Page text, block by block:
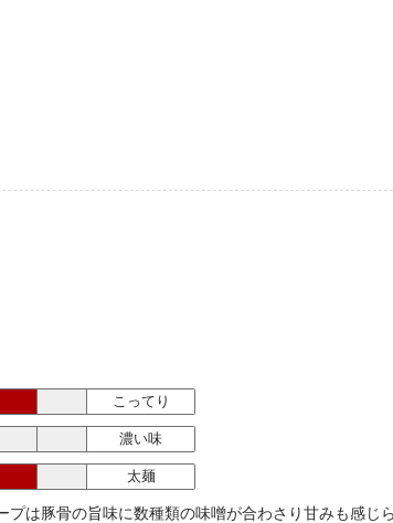
こってり
濃い味
太麺
は豚骨の旨味に数種類の味噌が合わさり甘みも感